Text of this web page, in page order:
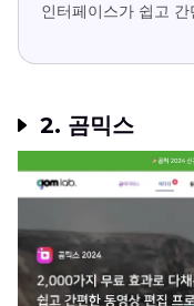
인터페이스가 쉽고
2. 곰믹스